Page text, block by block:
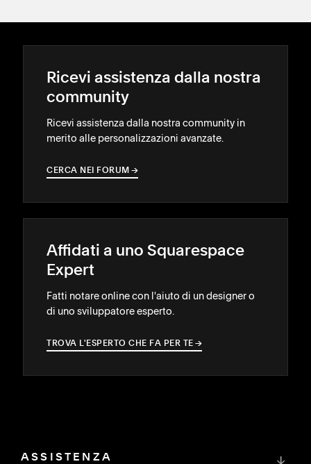
Ricevi assistenza dalla nostra
community
Ricevi assistenza dalla nostra community in
merito alle personalizzazioni avanzate.
CERCA NEI FORUM →
→
Affidati a uno Squarespace
Expert
Fatti notare online con l'aiuto di un designer o
di uno sviluppatore esperto.
TROVA L'ESPERTO CHE FA PER TE →
→
ASSISTENZA ↓